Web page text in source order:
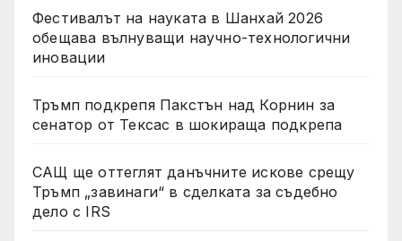
Фестивалът на науката в Шанхай 2026
обещава вълнуващи научно-технологични
иновации
Тръмп подкрепя Пакстън над Корнин за
сенатор от Тексас в шокираща подкрепа
САЩ ще оттеглят данъчните искове срещу
Тръмп „завинаги“ в сделката за съдебно
дело с IRS